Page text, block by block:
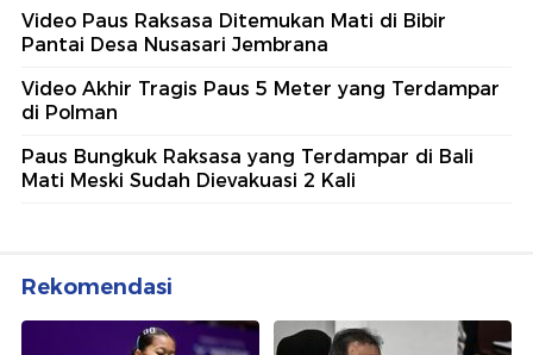
Video Paus Raksasa Ditemukan Mati di Bibir
Pantai Desa Nusasari Jembrana
Video Akhir Tragis Paus 5 Meter yang Terdampar
di Polman
Paus Bungkuk Raksasa yang Terdampar di Bali
Mati Meski Sudah Dievakuasi 2 Kali
Rekomendasi